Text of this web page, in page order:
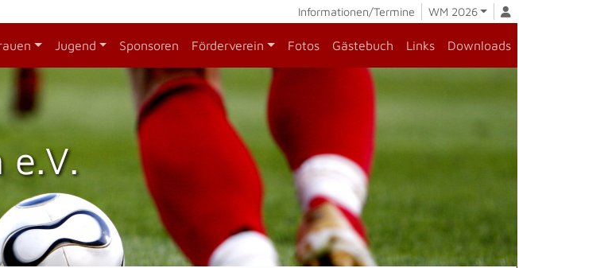
Informationen/Termine WM 2026
Jugend Sponsoren Förderverein Fotos Gästebuch Links Downloads
e.V.